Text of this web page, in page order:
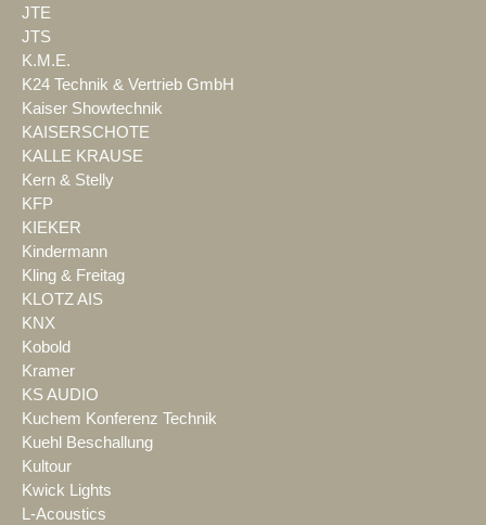
JTE
JTS
K.M.E.
K24 Technik & Vertrieb GmbH
Kaiser Showtechnik
KAISERSCHOTE
KALLE KRAUSE
Kern & Stelly
KFP
KIEKER
Kindermann
Kling & Freitag
KLOTZ AIS
KNX
Kobold
Kramer
KS AUDIO
Kuchem Konferenz Technik
Kuehl Beschallung
Kultour
Kwick Lights
L-Acoustics